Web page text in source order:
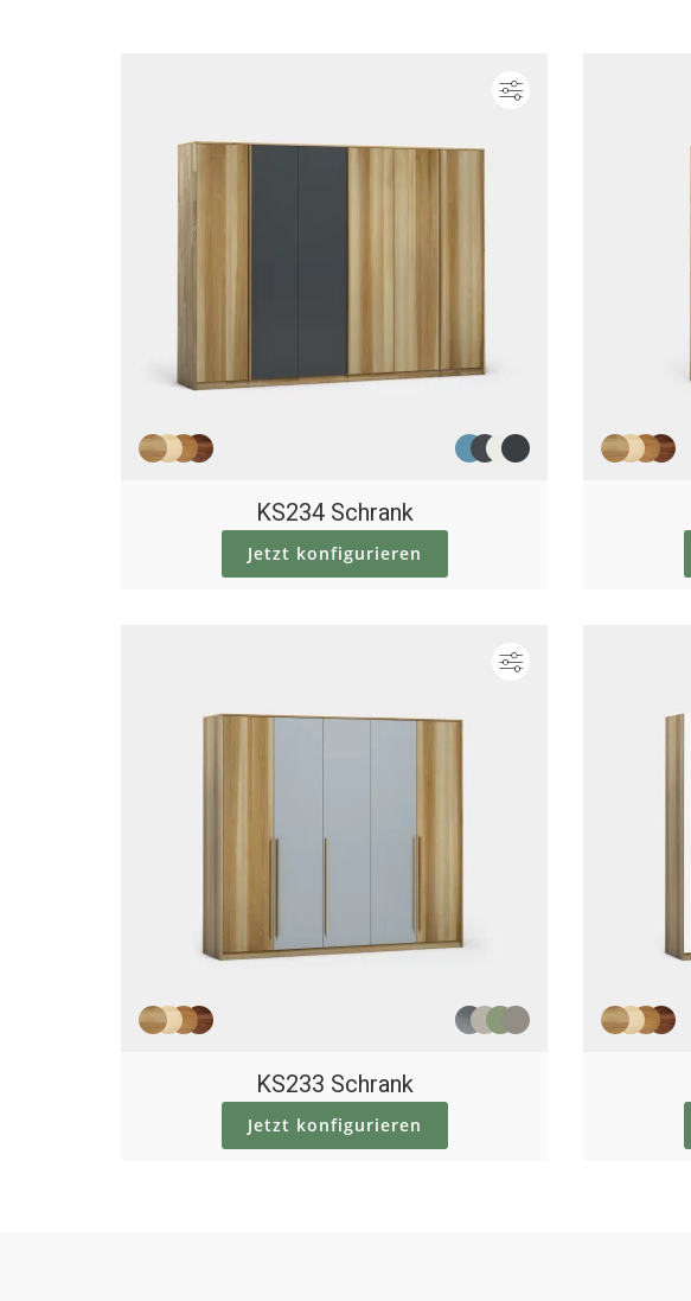
KS234 Schrank
Jetzt konfigurieren
KS233 Schrank
Jetzt konfigurieren